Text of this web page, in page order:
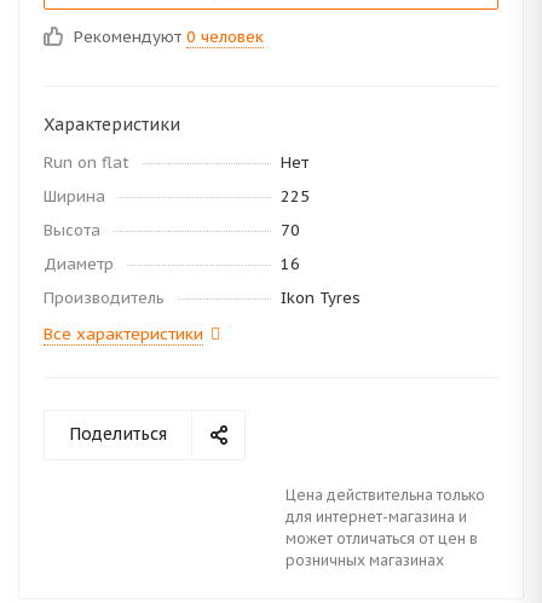
Рекомендуют 0 человек
Характеристики
Run on flat
Нет
Ширина
225
Высота
70
Диаметр
16
Производитель
Ikon Tyres
Все характеристики
Поделиться
Цена действительна только
для интернет-магазина и
может отличаться от цен в
розничных магазинах